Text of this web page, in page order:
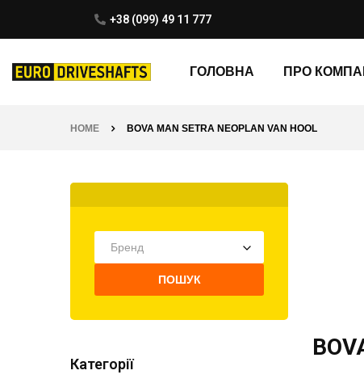
+38 (099) 49 11 777
ГОЛОВНА ПРО
HOME BOVA MAN SETRA NEOPLAN VAN HOOL
Бренд
ПОШУК
Категорії